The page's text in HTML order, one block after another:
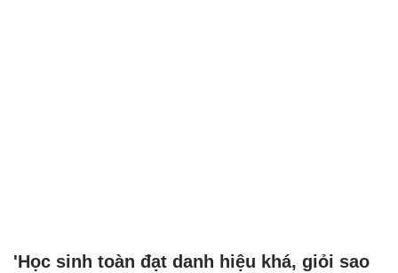
'Học sinh toàn đạt danh hiệu khá, giỏi sao